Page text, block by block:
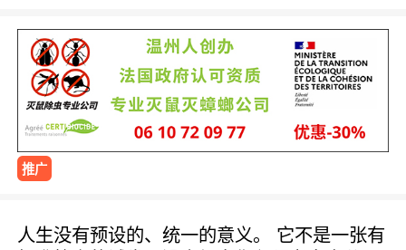
推广
人生没有预设的、统一的意义。 它不是一张有